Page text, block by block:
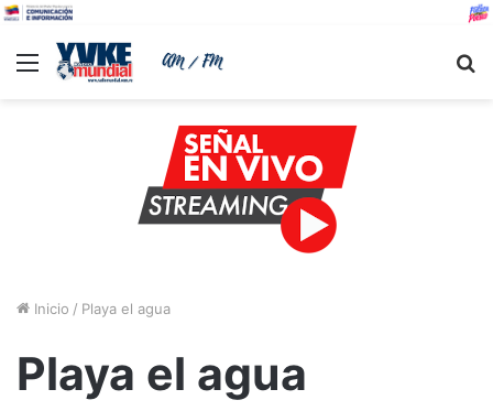
Menu
Inicio / Playa el agua
Playa el agua